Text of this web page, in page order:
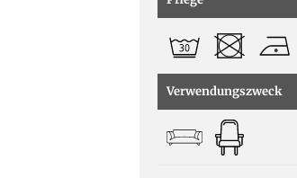
Verwendungszweck